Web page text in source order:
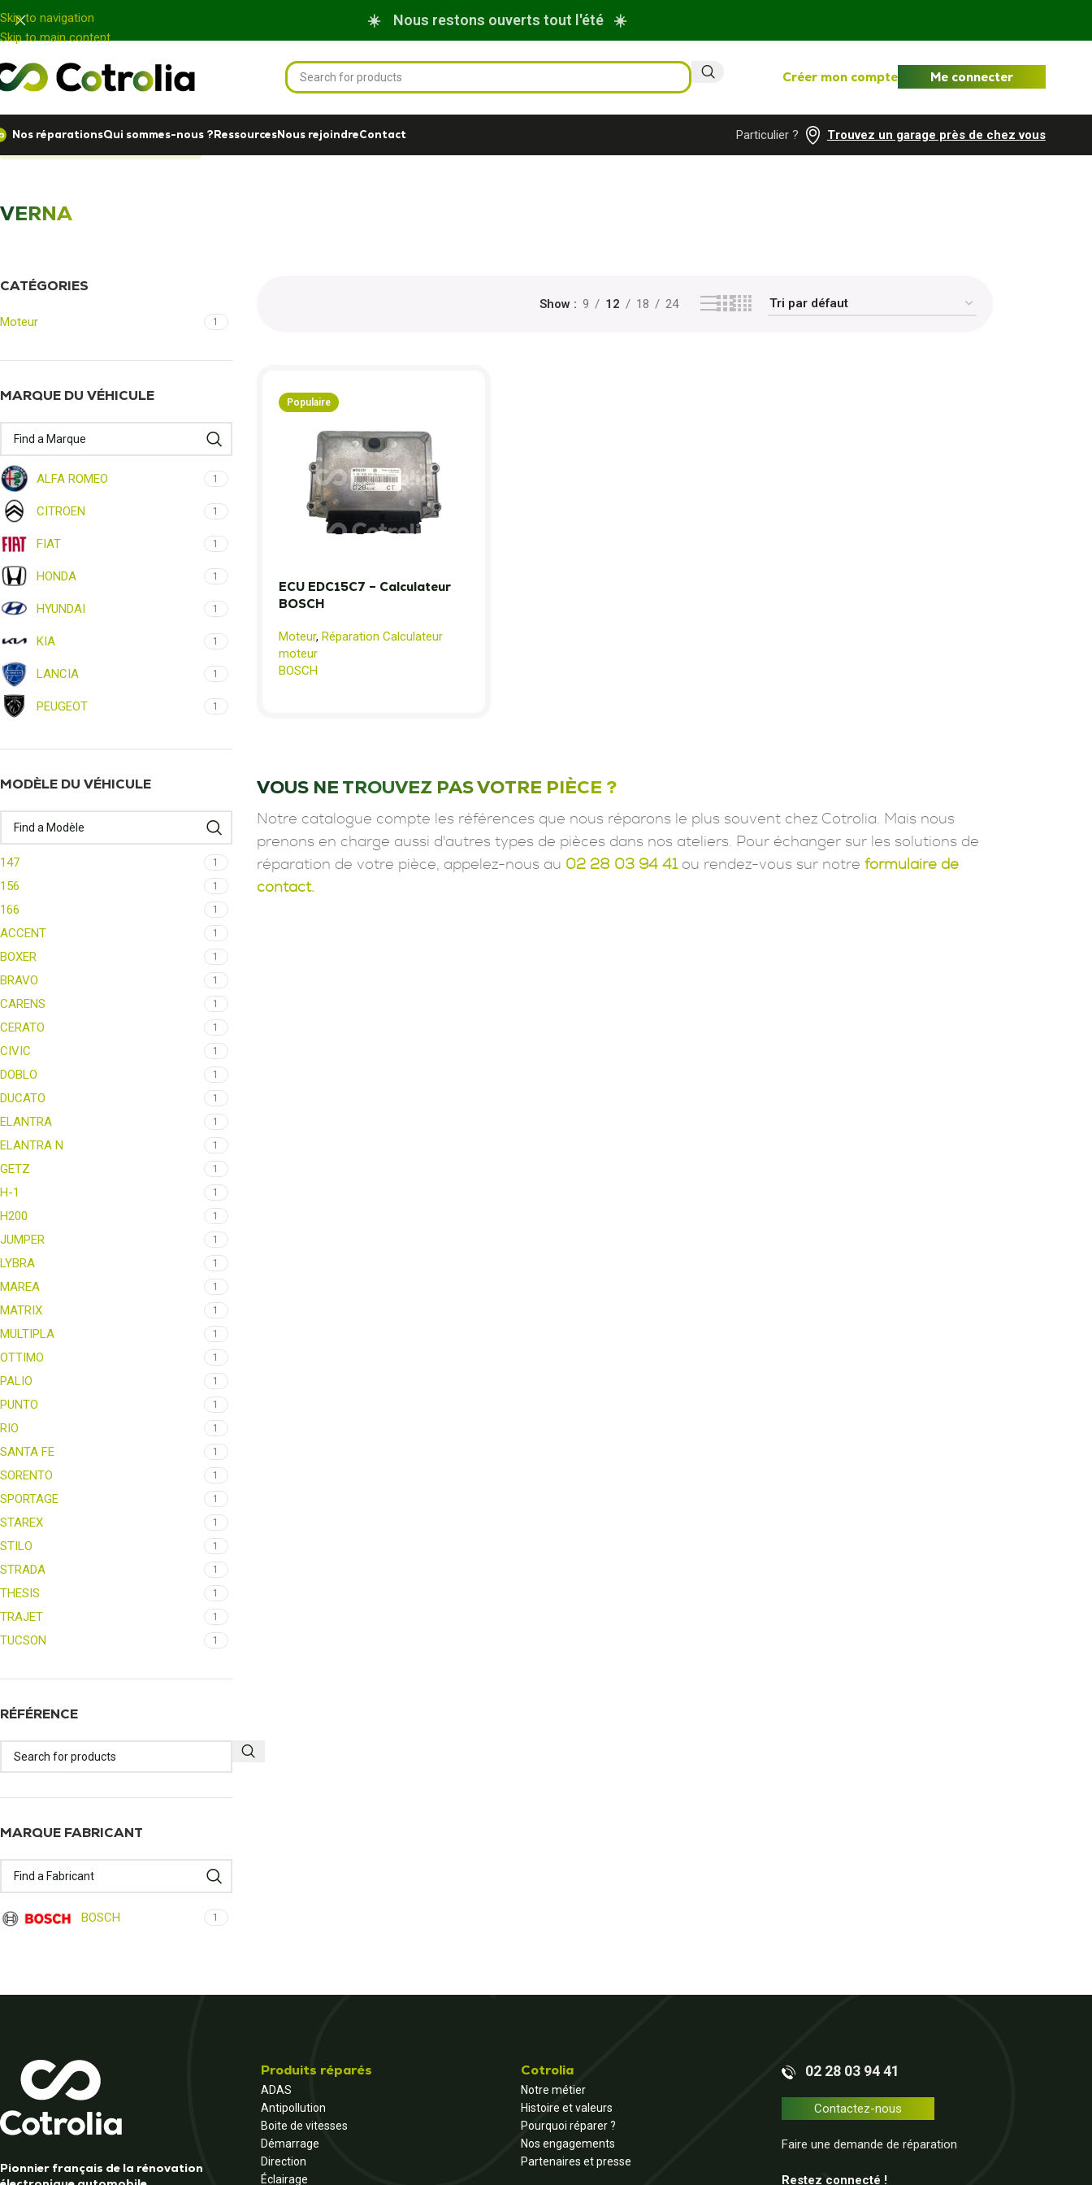
Panneau de gestion des cookies
Skip to navigation
Skip to main content
☀️ Nous restons ouverts tout l'été ☀️
Créer mon compte Me connecter
Nos réparationsQui sommes-nous ?RessourcesNous rejoindreContact Particulier ? Trouvez un garage près de chez vous
VERNA
CATÉGORIES
Moteur 1
MARQUE DU VÉHICULE
ALFA ROMEO 1
CITROEN 1
FIAT 1
HONDA 1
HYUNDAI 1
KIA 1
LANCIA 1
PEUGEOT 1
MODÈLE DU VÉHICULE
147 1
156 1
166 1
ACCENT 1
BOXER 1
BRAVO 1
CARENS 1
CERATO 1
CIVIC 1
DOBLO 1
DUCATO 1
ELANTRA 1
ELANTRA N 1
GETZ 1
H-1 1
H200 1
JUMPER 1
LYBRA 1
MAREA 1
MATRIX 1
MULTIPLA 1
OTTIMO 1
PALIO 1
PUNTO 1
RIO 1
SANTA FE 1
SORENTO 1
SPORTAGE 1
STAREX 1
STILO 1
STRADA 1
THESIS 1
TRAJET 1
TUCSON 1
RÉFÉRENCE
MARQUE FABRICANT
BOSCH 1
Show 9 12 18 24
Populaire
ECU EDC15C7 – Calculateur
BOSCH
Moteur, Réparation Calculateur
moteur
BOSCH
VOUS NE TROUVEZ PAS VOTRE PIÈCE ?
Notre catalogue compte les références que nous réparons le plus souvent chez Cotrolia. Mais nous
prenons en charge aussi d'autres types de pièces dans nos ateliers. Pour échanger sur les solutions de
réparation de votre pièce, appelez-nous au 02 28 03 94 41ou rendez-vous sur notre formulaire de
contact.
Pionnier français de la rénovation
Produits réparés
ADAS
Antipollution
Boite de vitesses
Démarrage
Direction
Éclairage
Cotrolia
Notre métier
Histoire et valeurs
Pourquoi réparer ?
Nos engagements
Partenaires et presse
02 28 03 94 41
Contactez-nous
Faire une demande de réparation
Restez connecté !